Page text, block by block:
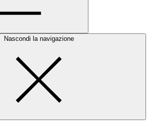
Nascondi la navigazione